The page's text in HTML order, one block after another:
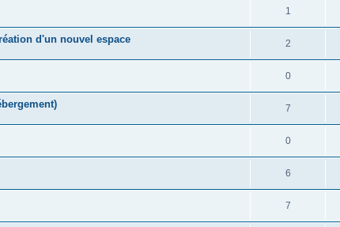
1
d'un nouvel espace 2
0
7
0
6
7